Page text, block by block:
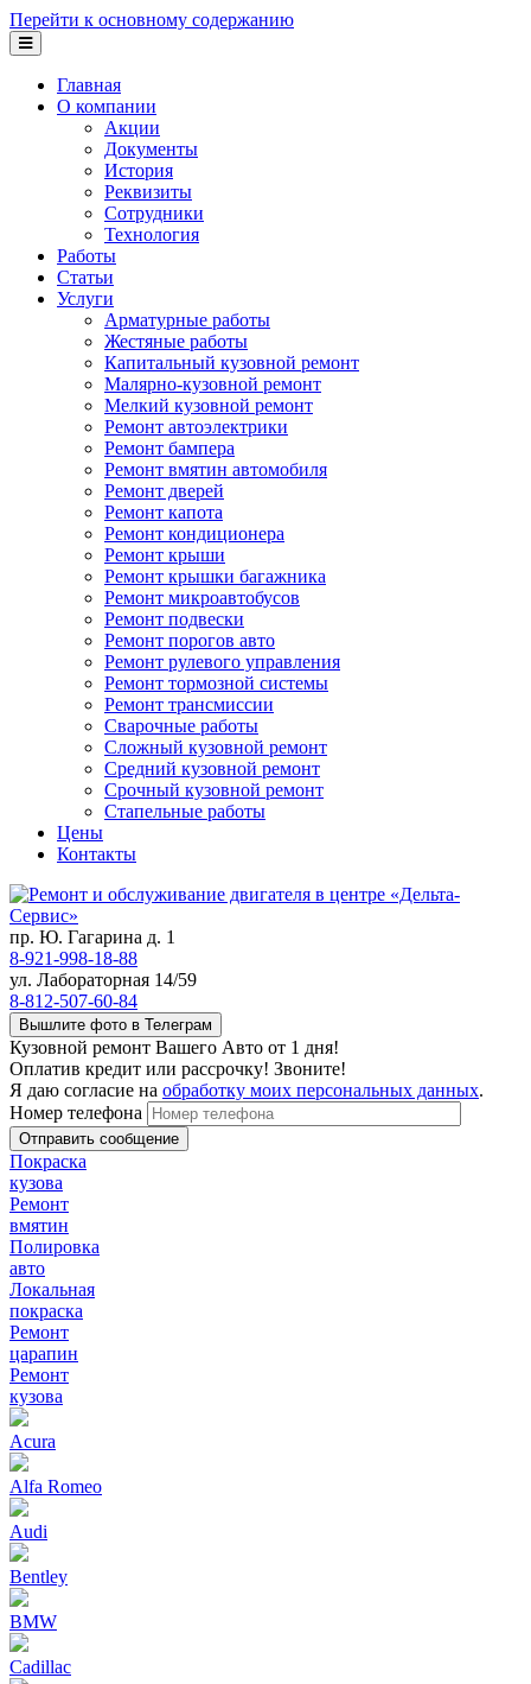
Перейти к основному содержанию
Главная
О компании
Акции
Документы
История
Реквизиты
Сотрудники
Технология
Работы
Статьи
Услуги
Арматурные работы
Жестяные работы
Капитальный кузовной ремонт
Малярно-кузовной ремонт
Мелкий кузовной ремонт
Ремонт автоэлектрики
Ремонт бампера
Ремонт вмятин автомобиля
Ремонт дверей
Ремонт капота
Ремонт кондиционера
Ремонт крыши
Ремонт крышки багажника
Ремонт микроавтобусов
Ремонт подвески
Ремонт порогов авто
Ремонт рулевого управления
Ремонт тормозной системы
Ремонт трансмиссии
Сварочные работы
Сложный кузовной ремонт
Средний кузовной ремонт
Срочный кузовной ремонт
Стапельные работы
Цены
Контакты
пр. Ю. Гагарина д. 1
8-921-998-18-88
ул. Лабораторная 14/59
8-812-507-60-84
Вышлите фото в Телеграм
Кузовной ремонт Вашего Авто от 1 дня!
Оплатив кредит или рассрочку! Звоните!
Я даю согласие на обработку моих персональных данных.
Номер телефона
Покраска
кузова
Ремонт
вмятин
Полировка
авто
Локальная
покраска
Ремонт
царапин
Ремонт
кузова
Acura
Alfa Romeo
Audi
Bentley
BMW
Cadillac